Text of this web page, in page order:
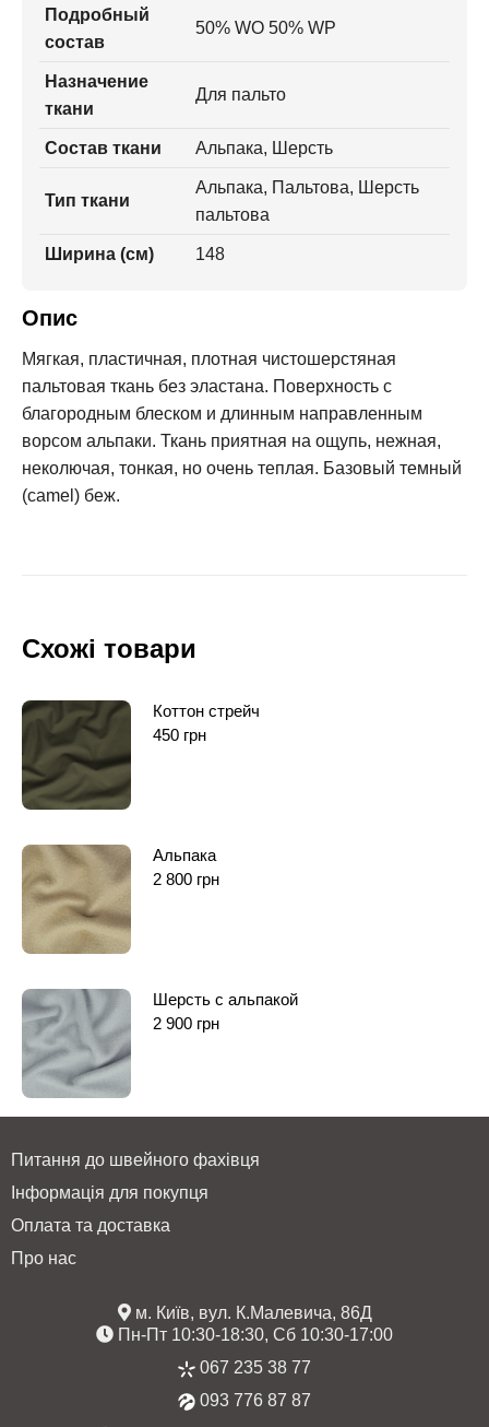
Подробный
состав
50% WO 50% WP
Назначение
ткани
Для пальто
Состав ткани Альпака, Шерсть
Тип ткани
Альпака, Пальтова, Шерсть
пальтова
Ширина (см) 148
Опис
Мягкая, пластичная, плотная чистошерстяная
пальтовая ткань без эластана. Поверхность с
благородным блеском и длинным направленным
ворсом альпаки. Ткань приятная на ощупь, нежная,
неколючая, тонкая, но очень теплая. Базовый темный
(camel) беж.
Схожі товари
Коттон стрейч
450 грн
Альпака
2 800 грн
Шерсть с альпакой
2 900 грн
Питання до швейного фахівця
Інформація для покупця
Оплата та доставка
Про нас
м. Київ, вул. К.Малевича, 86Д
Пн-Пт 10:30-18:30, Сб 10:30-17:00
067 235 38 77
093 776 87 87